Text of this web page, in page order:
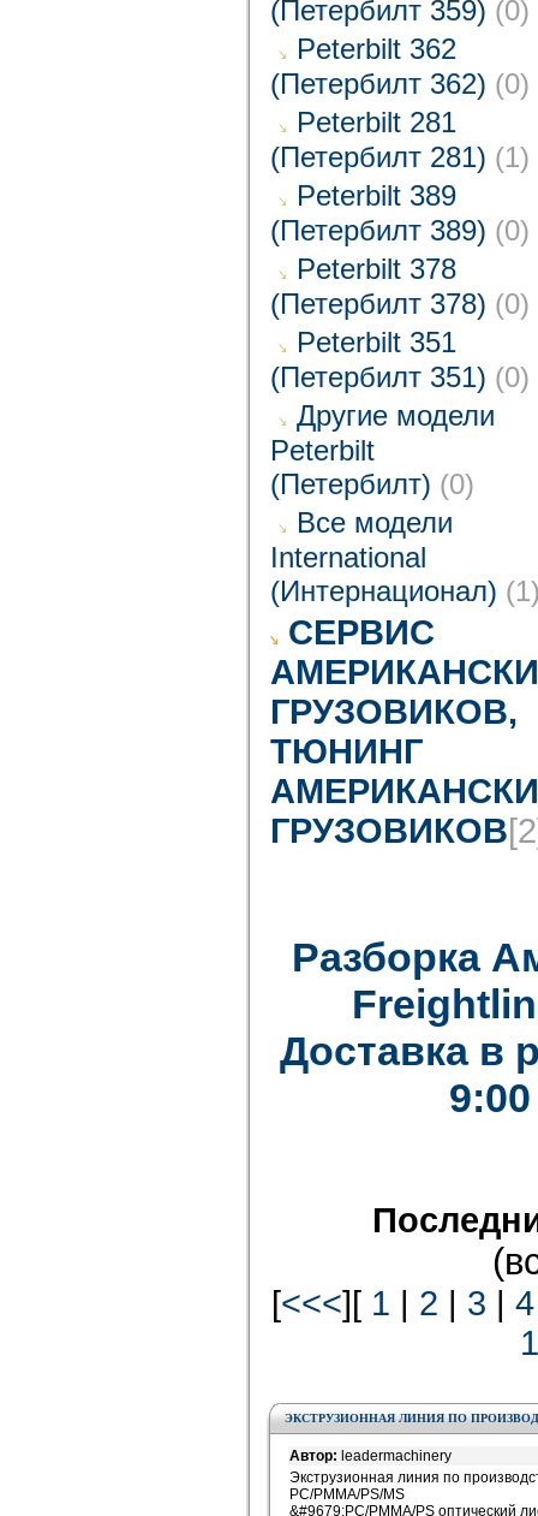
(Петербилт 359) (0)
Peterbilt 362
(Петербилт 362) (0)
Peterbilt 281
(Петербилт 281) (1)
Peterbilt 389
(Петербилт 389) (0)
Peterbilt 378
(Петербилт 378) (0)
Peterbilt 351
(Петербилт 351) (0)
Другие модели
Peterbilt
(Петербилт) (0)
Все модели
International
(Интернационал)
CЕРВИС
ГРУЗОВИКОВ,
ТЮНИНГ
ГРУЗОВИКОВ
Разборка
Доставка в
[<<<][ 1 | 2 | 3 | 4
ЭКСТРУЗИОННАЯ ЛИНИЯ ПО
Автор: leadermachinery
Экструзионная линия по
PC/PMMA/PS/MS
&#9679;PC/PMMA/PS оптический